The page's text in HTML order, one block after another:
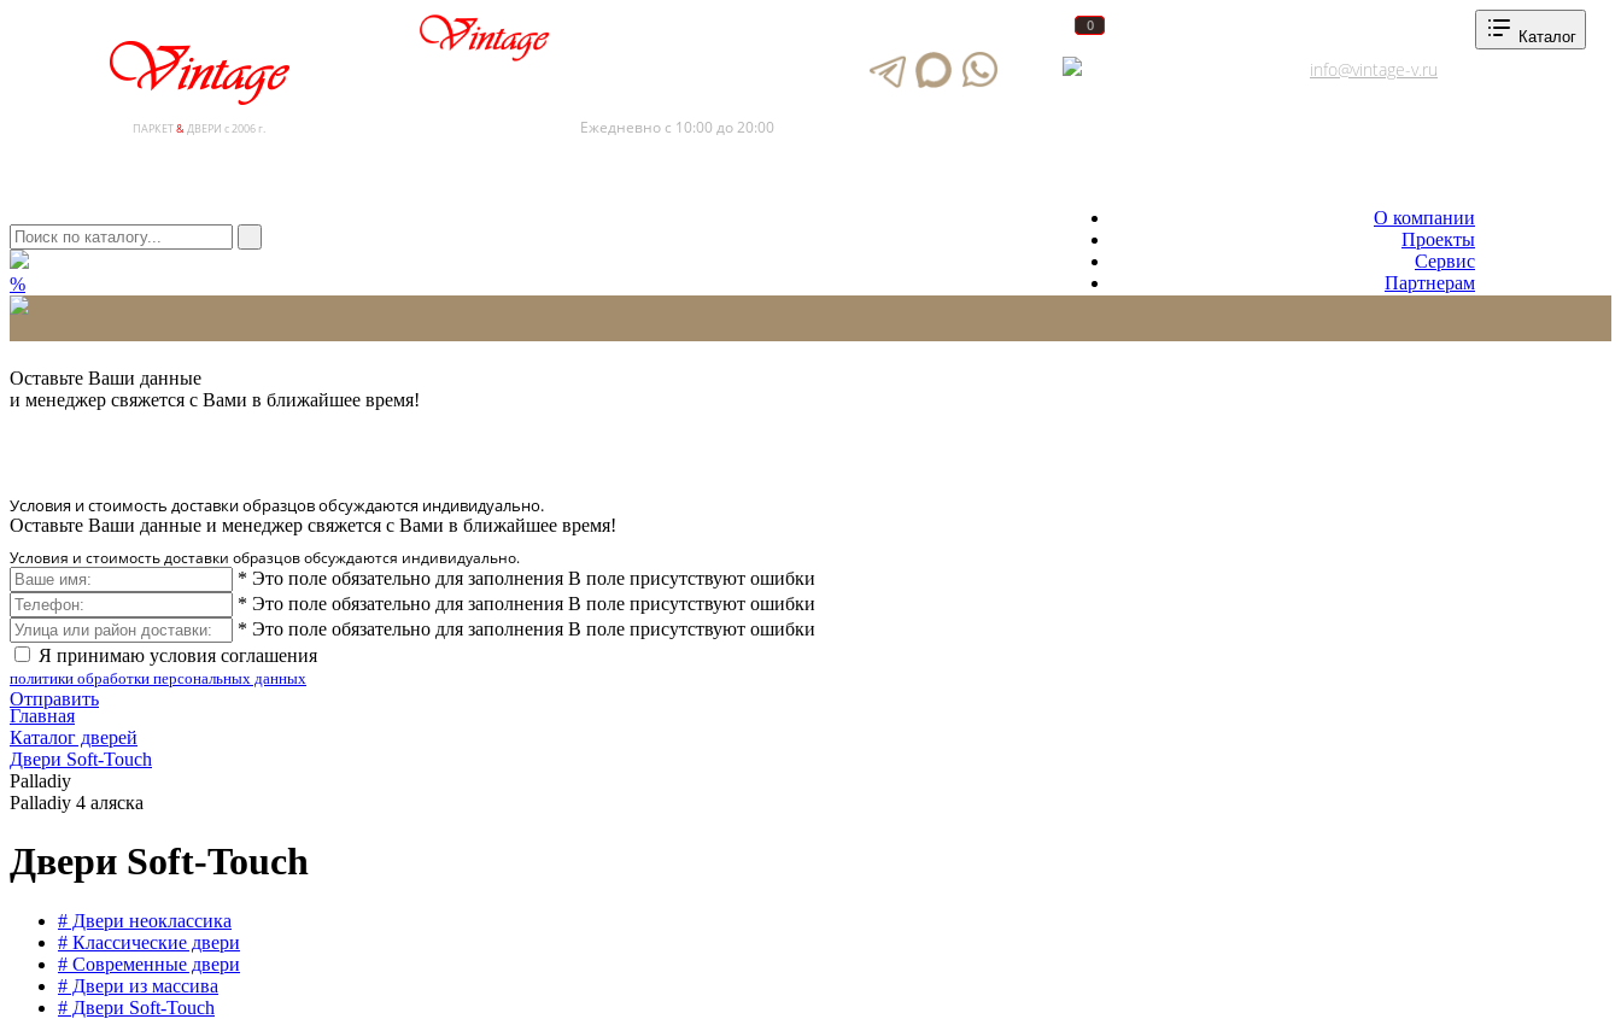
ПАРКЕТ&ДВЕРИ с 2006 г. Ежедневно с 10:00 до 20:00
info@vintage-v.ru
0
0
О компании
Проекты
Сервис
Партнерам
Каталог
%
Оставьте Ваши данные
и менеджер свяжется с Вами в ближайшее время!
Условия и стоимость доставки образцов обсуждаются индивидуально.
Оставьте Ваши данные и менеджер свяжется с Вами в ближайшее время!
Условия и стоимость доставки образцов обсуждаются индивидуально.
* Это поле обязательно для заполнения В поле присутствуют ошибки
* Это поле обязательно для заполнения В поле присутствуют ошибки
* Это поле обязательно для заполнения В поле присутствуют ошибки
Я принимаю условия соглашения
политики обработки персональных данных
Отправить
Главная
Каталог дверей
Двери Soft-Touch
Palladiy
Palladiy 4 аляска
Двери Soft-Touch
# Двери неоклассика
# Классические двери
# Современные двери
# Двери из массива
# Двери Soft-Touch